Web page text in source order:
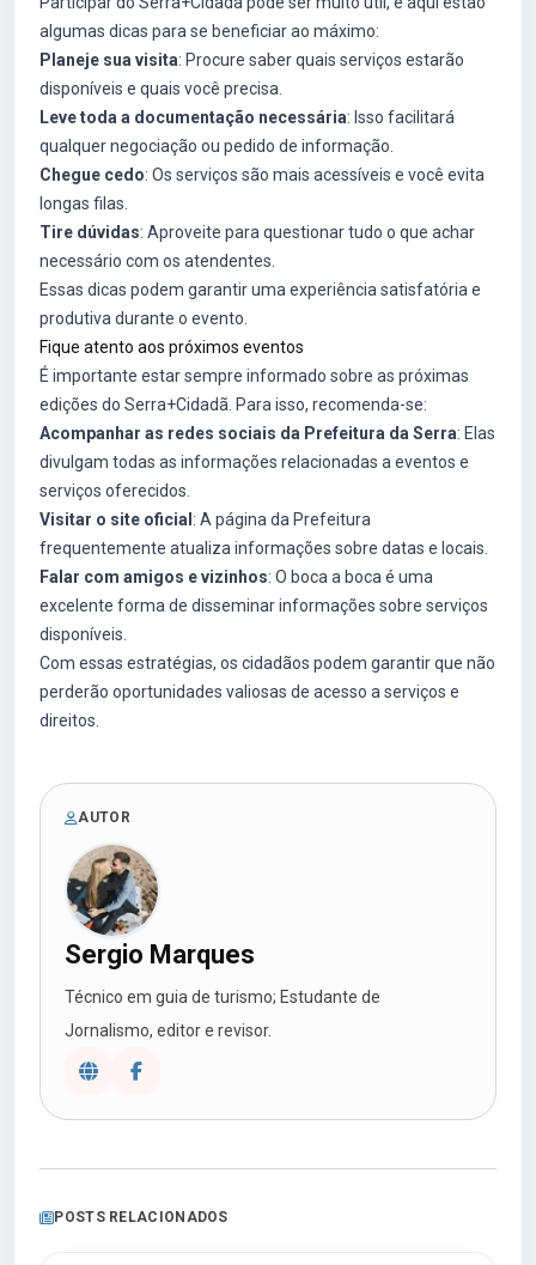
algumas dicas para se beneficiar ao máximo:
Planeje sua visita: Procure saber quais serviços estarão
disponíveis e quais você precisa.
Leve toda a documentação necessária: Isso facilitará
qualquer negociação ou pedido de informação.
Chegue cedo: Os serviços são mais acessíveis e você evita
longas filas.
Tire dúvidas: Aproveite para questionar tudo o que achar
necessário com os atendentes.
Essas dicas podem garantir uma experiência satisfatória e
produtiva durante o evento.
Fique atento aos próximos eventos
É importante estar sempre informado sobre as próximas
edições do Serra+Cidadã. Para isso, recomenda-se:
Acompanhar as redes sociais da Prefeitura da Serra: Elas
divulgam todas as informações relacionadas a eventos e
serviços oferecidos.
Visitar o site oficial : A página da Prefeitura
frequentemente atualiza informações sobre datas e locais.
Falar com amigos e vizinhos: O boca a boca é uma
excelente forma de disseminar informações sobre serviços
disponíveis.
Com essas estratégias, os cidadãos podem garantir que não
perderão oportunidades valiosas de acesso a serviços e
direitos.
AUTOR
Sergio Marques
Técnico em guia de turismo; Estudante de
Jornalismo, editor e revisor.
POSTS RELACIONADOS